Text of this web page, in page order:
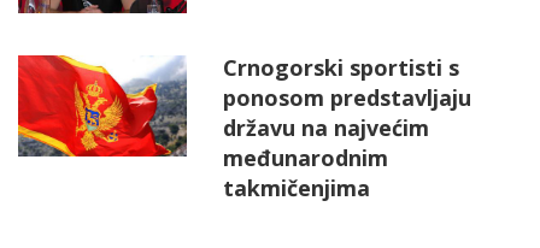
Crnogorski sportisti s
ponosom predstavljaju
državu na najvećim
međunarodnim
takmičenjima